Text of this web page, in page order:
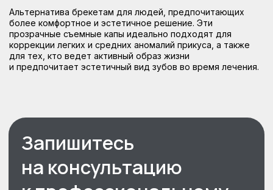
Альтернатива брекетам для людей, предпочитающих
более комфортное и эстетичное решение. Эти
прозрачные съемные капы идеально подходят для
коррекции легких и средних аномалий прикуса, а также
для тех, кто ведет активный образ жизни
и предпочитает эстетичный вид зубов во время лечения.
Как проходит лечение